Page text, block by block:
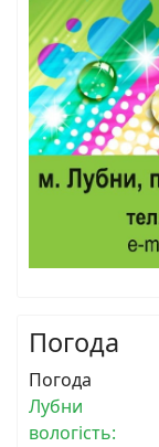
Погода
Погода
Лубни
вологість: